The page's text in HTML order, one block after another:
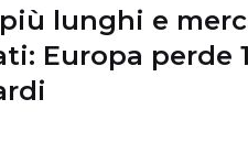
lunghi e
Europa perde